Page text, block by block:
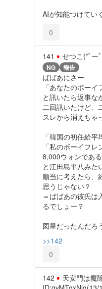
AIが知能つけてい
0
141 せつこ(*ﾟー
NG 報告
ばばあにさー
「あなたのボーイ
と訊いたら返事な
二回訊いたけど、
スレから消えちゃ
「韓国の初任給平
「私のボーイフ
8,000ウォンである
と江田島平八みた
順当に考えたら、
思うじゃない？
＝ばばあの彼氏は
るでしょー？
図星だったんだろ
>>142
0
142 天安門は魔